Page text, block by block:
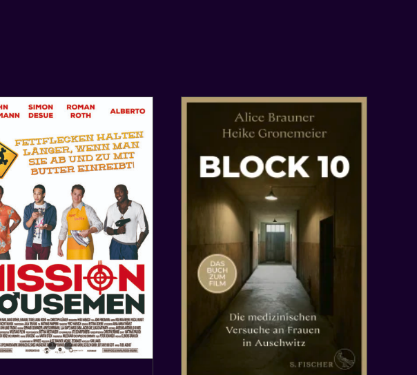
Buchvorbestellungen ab sofort
möglich! Das Buch zum
deutschlandweiten Kinostart von
»Block 10«
Aktuelles